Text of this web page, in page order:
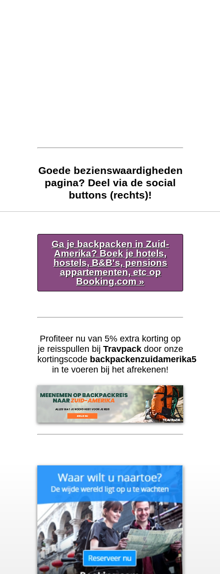
Goede bezienswaardigheden
pagina? Deel via de social
buttons (rechts)!
Ga je backpacken in Zuid-
Amerika? Boek je hotels,
hostels, B&B's, pensions
appartementen, etc op
Booking.com »
Profiteer nu van 5% extra korting op
je reisspullen bij Travpackdoor onze
kortingscode backpackenzuidamerika5
in te voeren bij het afrekenen!